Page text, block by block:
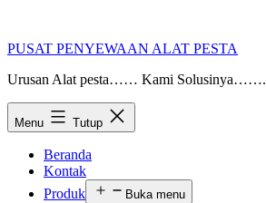
PUSAT PENYEWAAN ALAT PESTA
Urusan Alat pesta…… Kami Solusinya…….
Menu Tutup
Beranda
Kontak
Produk
Buka menu